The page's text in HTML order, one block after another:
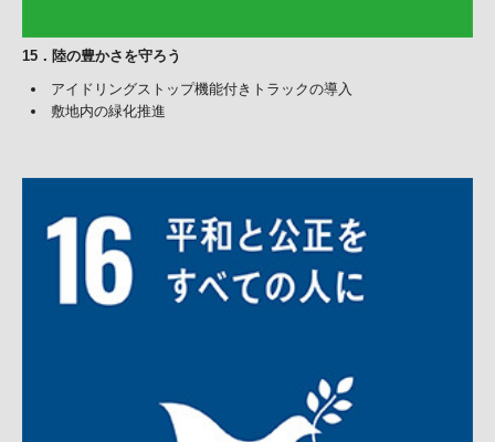
15 ． 陸の豊かさを守ろう
アイドリングストップ機能付きトラックの導入
敷地内の緑化推進